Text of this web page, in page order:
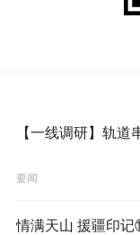
【一线调研】轨道
要闻
情满天山 援疆印